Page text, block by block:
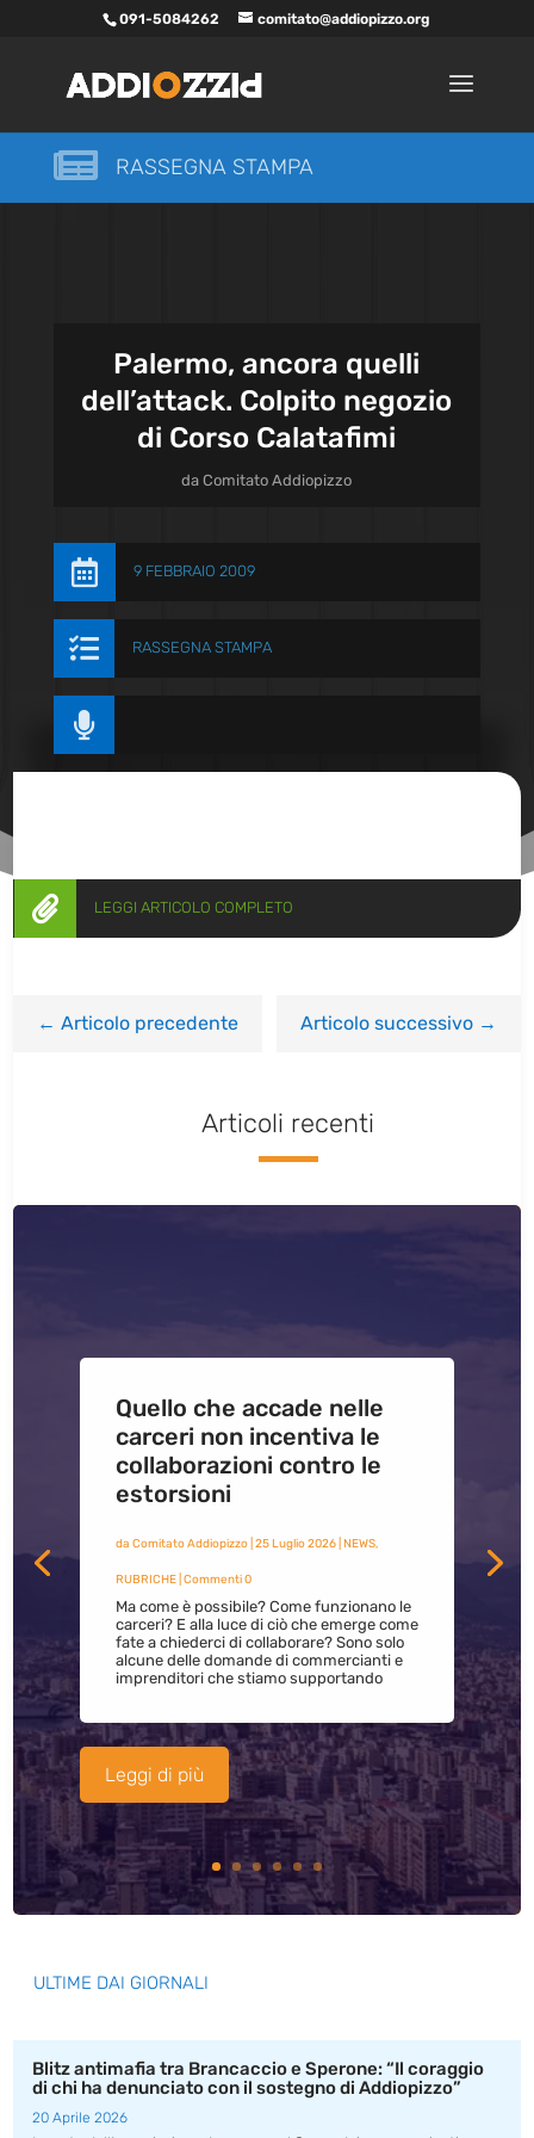
091-5084262 comitato@addiopizzo.org
 RASSEGNA STAMPA
Palermo, ancora quelli
dell’attack. Colpito negozio
di Corso Calatafimi
daComitato Addiopizzo
 9 FEBBRAIO 2009
 RASSEGNA STAMPA

 LEGGI ARTICOLO COMPLETO
←Articolo precedente Articolo successivo→
Articoli recenti
Quello che accade nelle
carceri non incentiva le
collaborazioni contro le
estorsioni
da Comitato Addiopizzo| 25 Luglio 2026| NEWS,
RUBRICHE| Commenti 0
Ma come è possibile? Come funzionano le
carceri? E alla luce di ciò che emerge come
fate a chiederci di collaborare? Sono solo
alcune delle domande di commercianti e
imprenditori che stiamo supportando
Leggi di più
ULTIME DAI GIORNALI
Blitz antimafia tra Brancaccio e Sperone: “Il coraggio
di chi ha denunciato con il sostegno di Addiopizzo”
20 Aprile 2026